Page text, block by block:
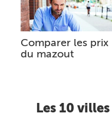
Comparer les prix
du mazout
Les 10